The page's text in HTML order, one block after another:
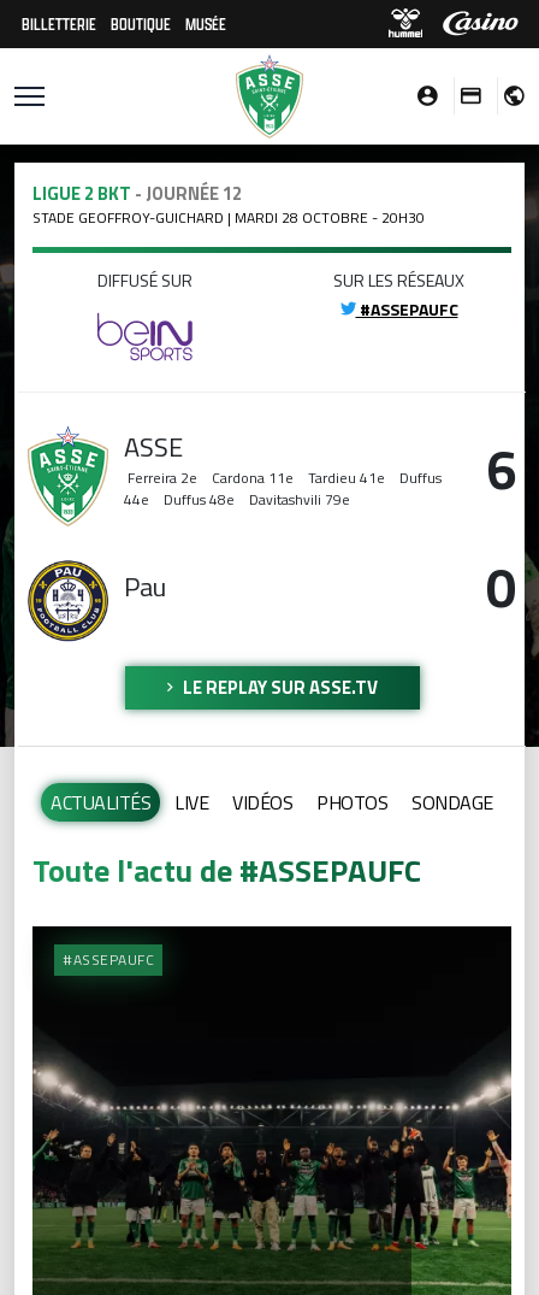
BILLETTERIE BOUTIQUE MUSÉE
LIGUE 2 BKT - JOURNÉE 12
STADE GEOFFROY-GUICHARD | MARDI 28 OCTOBRE - 20H30
DIFFUSÉ SUR
SUR LES RÉSEAUX
#ASSEPAUFC
ASSE
Ferreira 2e Cardona 11e Tardieu 41e
Duffus
44e
Duffus48e Davitashvili 79e 6
Pau 0
LE REPLAY SUR ASSE.TV
ACTUALITÉS LIVE VIDÉOS PHOTOS SONDAGE
Toute l'actu de #ASSEPAUFC
#ASSEPAUFC